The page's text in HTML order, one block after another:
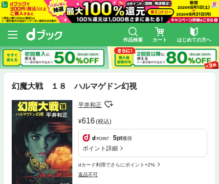
作品検索 カート はじめての方へ
幻魔大戦 １８ ハルマゲドン幻視
平井和正
616(税込)
5pt獲得
ポイント詳細
dカード利用でさらにポイント+2%
返品不可